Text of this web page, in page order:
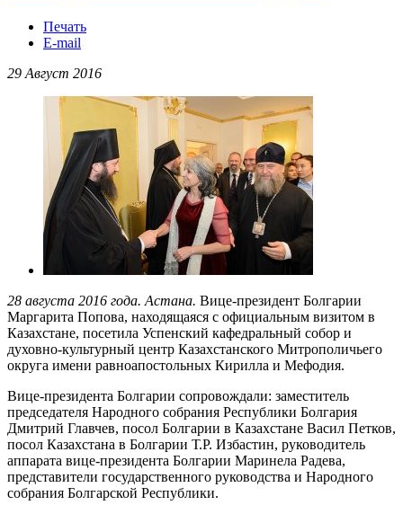
Печать
E-mail
29 Август 2016
28 августа 2016 года. Астана. Вице-президент Болгарии
Маргарита Попова, находящаяся с официальным визитом в
Казахстане, посетила Успенский кафедральный собор и
духовно-культурный центр Казахстанского Митрополичьего
округа имени равноапостольных Кирилла и Мефодия.
Вице-президента Болгарии сопровождали: заместитель
председателя Народного собрания Республики Болгария
Дмитрий Главчев, посол Болгарии в Казахстане Васил Петков,
посол Казахстана в Болгарии Т.Р. Избастин, руководитель
аппарата вице-президента Болгарии Маринела Радева,
представители государственного руководства и Народного
собрания Болгарской Республики.